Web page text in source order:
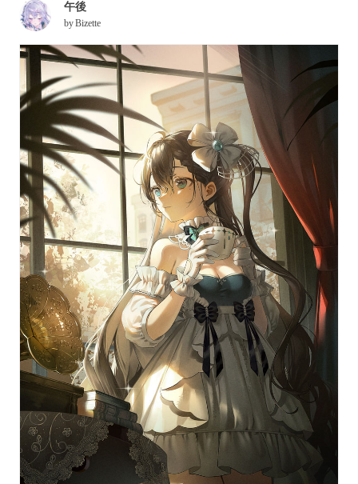
午後
byBizette